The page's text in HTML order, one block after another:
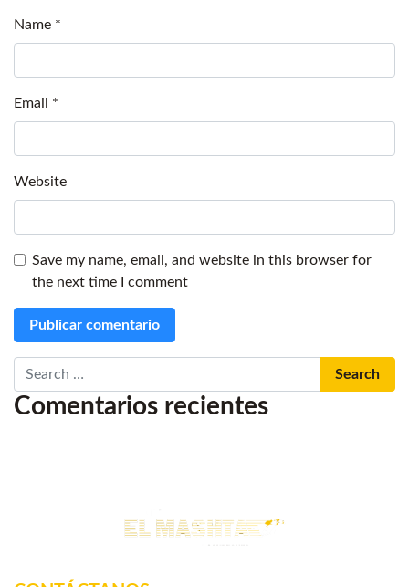
Name *
Email *
Website
Save my name, email, and website in this browser for
the next time I comment
Search
Comentarios recientes